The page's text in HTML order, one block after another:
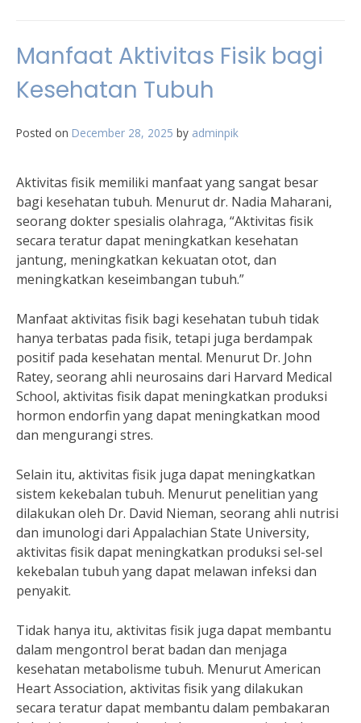
Manfaat Aktivitas Fisik bagi
Kesehatan Tubuh
Posted on December 28, 2025 by adminpik
Aktivitas fisik memiliki manfaat yang sangat besar
bagi kesehatan tubuh. Menurut dr. Nadia Maharani,
seorang dokter spesialis olahraga, “Aktivitas fisik
secara teratur dapat meningkatkan kesehatan
jantung, meningkatkan kekuatan otot, dan
meningkatkan keseimbangan tubuh.”
Manfaat aktivitas fisik bagi kesehatan tubuh tidak
hanya terbatas pada fisik, tetapi juga berdampak
positif pada kesehatan mental. Menurut Dr. John
Ratey, seorang ahli neurosains dari Harvard Medical
School, aktivitas fisik dapat meningkatkan produksi
hormon endorfin yang dapat meningkatkan mood
dan mengurangi stres.
Selain itu, aktivitas fisik juga dapat meningkatkan
sistem kekebalan tubuh. Menurut penelitian yang
dilakukan oleh Dr. David Nieman, seorang ahli nutrisi
dan imunologi dari Appalachian State University,
aktivitas fisik dapat meningkatkan produksi sel-sel
kekebalan tubuh yang dapat melawan infeksi dan
penyakit.
Tidak hanya itu, aktivitas fisik juga dapat membantu
dalam mengontrol berat badan dan menjaga
kesehatan metabolisme tubuh. Menurut American
Heart Association, aktivitas fisik yang dilakukan
secara teratur dapat membantu dalam pembakaran